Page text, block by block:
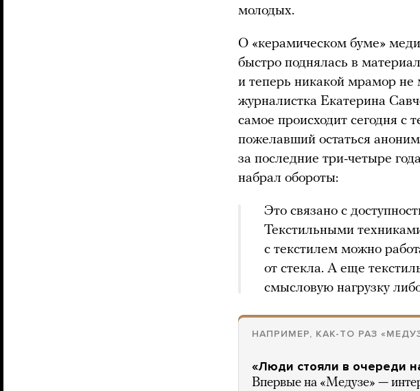
молодых.
О «керамическом буме»
быстро поднялась в
и теперь никакой мрамор не
журналистка Екатерина
самое происходит сегодня с
пожелавший остаться
за последние три-четыре
набрал обороты:
Это связано с
Текстильными
с текстилем можно
от стекла. А еще
смысловую нагрузку
НАПРИМЕР, КАК-ТО РАЗ
«Люди стояли в очереди
Впервые на «Медузе» —